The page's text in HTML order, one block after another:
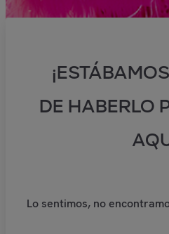
DE HABERLO
Lo sentimos, no